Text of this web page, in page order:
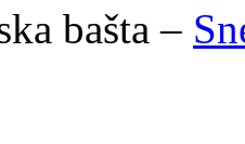
bašta –